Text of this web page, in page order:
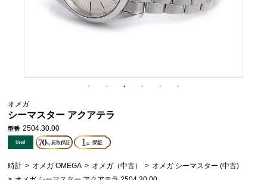
オメガ
シーマスター アクアテラ
型番 2504.30.00
時計 > オメガ OMEGA > オメガ（中古） > オメガ シーマスター (中古)